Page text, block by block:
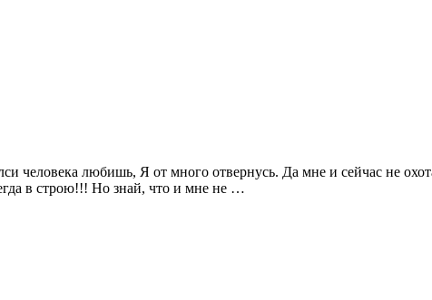
человека любишь, Я от много отвернусь. Да мне и сейчас не
в строю!!! Но знай, что и мне не …